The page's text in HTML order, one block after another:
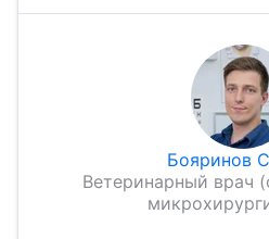
Бояринов
Ветеринарный врач